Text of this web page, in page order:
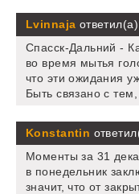
Lvinnaja ответил(а)
Спасск-Дальний -
во время мытья
что эти ожидания
Быть связано с тем,
Konstantin
Моменты за 31
в понедельник
значит, что от